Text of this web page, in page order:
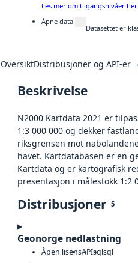
Les mer om tilgangsnivåer her
Åpne data
Datasettet er
OversiktDistribusjoner og API-er
Beskrivelse
N2000 Kartdata 2021 er
1:3 000 000 og dekker
riksgrensen mot
havet. Kartdatabasen er en
Kartdata og er kartografisk
presentasjon i målestokk 1:2
Distribusjoner 5
Geonorge nedlastning
Åpen lisensAPIsqlsql